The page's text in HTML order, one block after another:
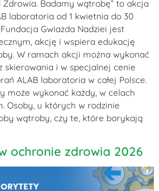
Zdrowia. Badamy wątrobę” to akcja
laboratoria od 1 kwietnia do 30
Gwiazda Nadziei jest
akcję i wspiera edukację
W ramach akcji można wykonać
skierowania i w specjalnej cenie
ALAB laboratoria w całej Polsce.
może wykonać każdy, w celach
Osoby, u których w rodzinie
wątroby, czy te, które borykają
ochronie zdrowia 2026